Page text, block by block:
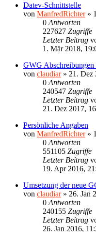
Datev-Schnittstelle
von ManfredRichter»
0 Antworten
227627 Zugriffe
Letzter Beitrag
1. Mär 2018,
GWG Abschreibungen
von claudiar» 21. Dez
0 Antworten
240547 Zugriffe
Letzter Beitrag
21. Dez 2017,
Persönliche Angaben
von ManfredRichter»
0 Antworten
551105 Zugriffe
Letzter Beitrag
19. Apr 2016,
Umsetzung der neue
von claudiar» 26. Jan
0 Antworten
240155 Zugriffe
Letzter Beitrag
26. Jan 2016,